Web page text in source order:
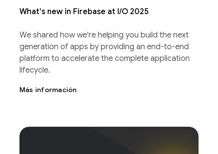
What's new in Firebase at I/O 2025
We shared how we're helping you build the next
generation of apps by providing an end-to-end
platform to accelerate the complete application
lifecycle.
Más información